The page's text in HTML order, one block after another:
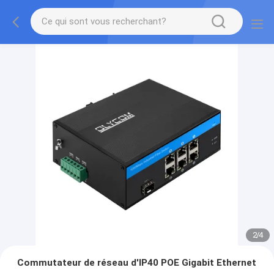
2/4
Commutateur de réseau d'IP40 POE Gigabit Ethernet